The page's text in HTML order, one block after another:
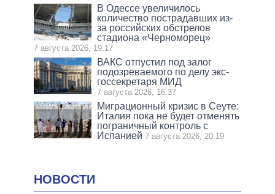
В Одессе увеличилось
количество пострадавших из-
за российских обстрелов
стадиона «Черноморец»
7 августа 2026, 19:17
ВАКС отпустил под залог
подозреваемого по делу экс-
госсекретаря МИД
7 августа 2026, 16:37
Миграционный кризис в Сеуте:
Италия пока не будет отменять
пограничный контроль с
Испанией 7 августа 2026, 20:19
НОВОСТИ